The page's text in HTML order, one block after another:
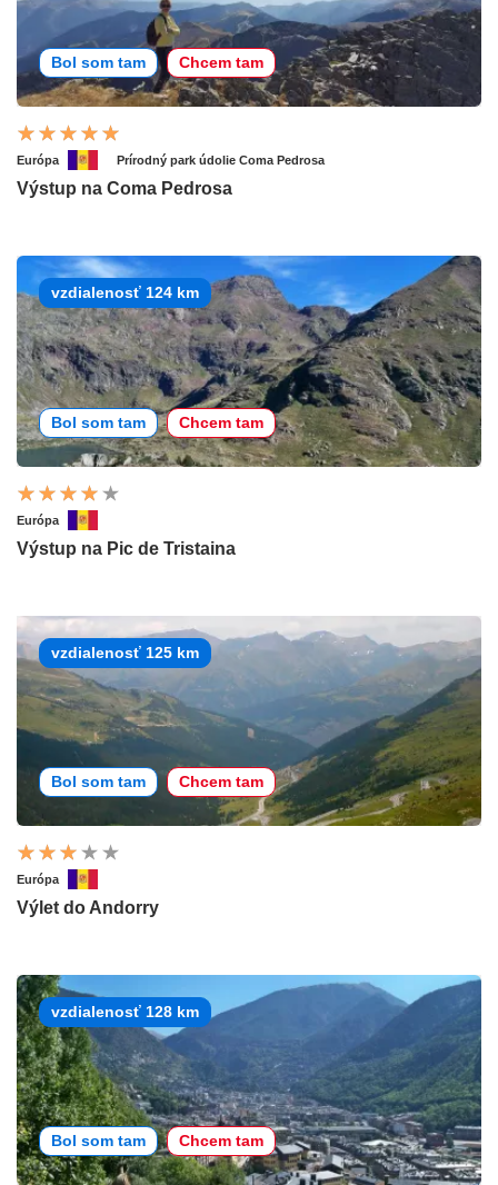
Bol som tam Chcem tam
Európa Prírodný park údolie Coma Pedrosa
Výstup na Coma Pedrosa
vzdialenosť 124 km
Bol som tam Chcem tam
Európa
Výstup na Pic de Tristaina
vzdialenosť 125 km
Bol som tam Chcem tam
Európa
Výlet do Andorry
vzdialenosť 128 km
Bol som tam Chcem tam